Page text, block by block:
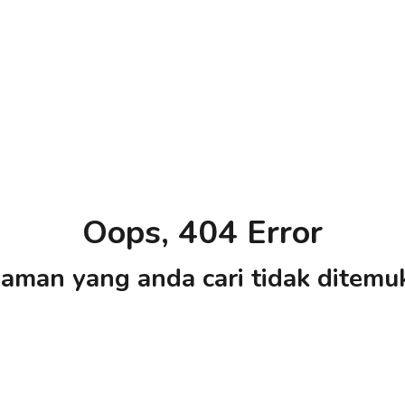
Oops, 404 Error
yang anda cari tidak